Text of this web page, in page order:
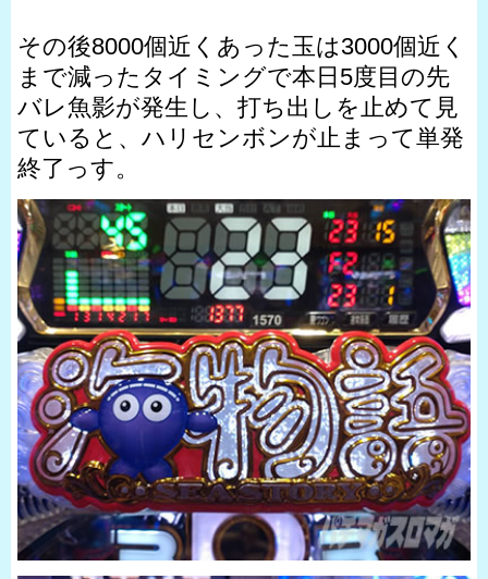
その後8000個近くあった玉は3000個近く
まで減ったタイミングで本日5度目の先
バレ魚影が発生し、打ち出しを止めて見
ていると、ハリセンボンが止まって単発
終了っす。